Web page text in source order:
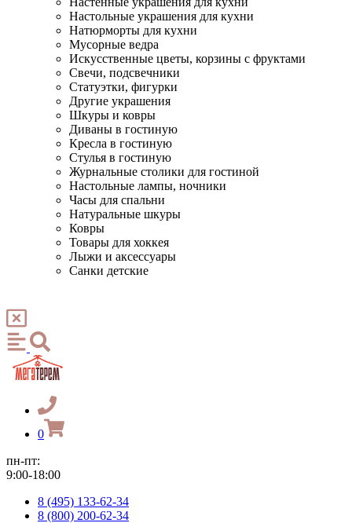
Настольные украшения для кухни
Натюрморты для кухни
Мусорные ведра
Искусственные цветы, корзины с фруктами
Свечи, подсвечники
Статуэтки, фигурки
Другие украшения
Шкуры и ковры
Диваны в гостиную
Кресла в гостиную
Стулья в гостиную
Журнальные столики для гостиной
Настольные лампы, ночники
Часы для спальни
Натуральные шкуры
Ковры
Товары для хоккея
Лыжи и аксессуары
Санки детские
0
пн-пт:
9:00-18:00
8 (495) 133-62-34
8 (800) 200-62-34